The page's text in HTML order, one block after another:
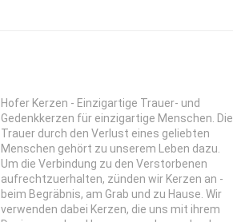
Hofer Kerzen - Einzigartige Trauer- und
Gedenkkerzen für einzigartige Menschen. Die
Trauer durch den Verlust eines geliebten
Menschen gehört zu unserem Leben dazu.
Um die Verbindung zu den Verstorbenen
aufrechtzuerhalten, zünden wir Kerzen an -
beim Begräbnis, am Grab und zu Hause. Wir
verwenden dabei Kerzen, die uns mit ihrem